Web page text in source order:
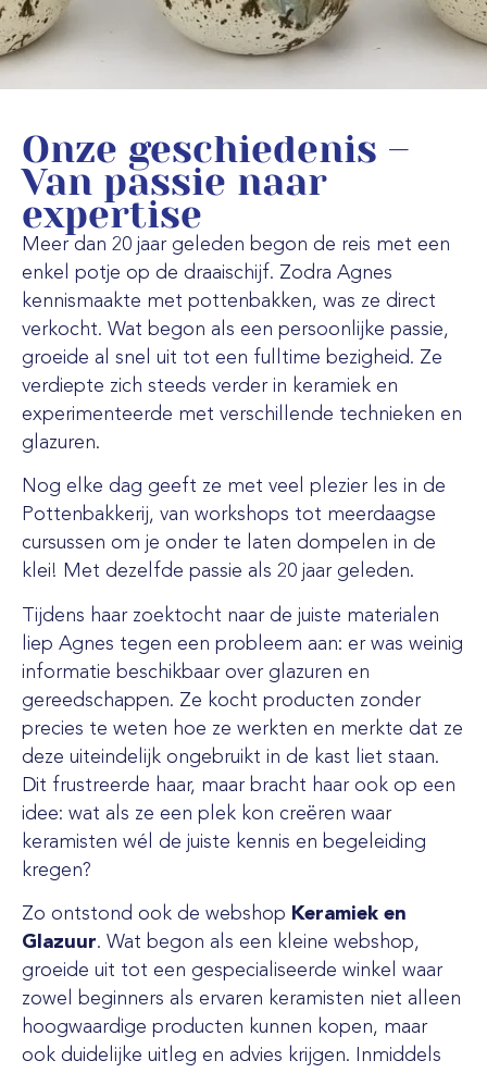
Onze geschiedenis –
Van passie naar
expertise
Meer dan 20 jaar geleden begon de reis met een
enkel potje op de draaischijf. Zodra Agnes
kennismaakte met pottenbakken, was ze direct
verkocht. Wat begon als een persoonlijke passie,
groeide al snel uit tot een fulltime bezigheid. Ze
verdiepte zich steeds verder in keramiek en
experimenteerde met verschillende technieken en
glazuren.
Nog elke dag geeft ze met veel plezier les in de
Pottenbakkerij, van workshops tot meerdaagse
cursussen om je onder te laten dompelen in de
klei! Met dezelfde passie als 20 jaar geleden.
Tijdens haar zoektocht naar de juiste materialen
liep Agnes tegen een probleem aan: er was weinig
informatie beschikbaar over glazuren en
gereedschappen. Ze kocht producten zonder
precies te weten hoe ze werkten en merkte dat ze
deze uiteindelijk ongebruikt in de kast liet staan.
Dit frustreerde haar, maar bracht haar ook op een
idee: wat als ze een plek kon creëren waar
keramisten wél de juiste kennis en begeleiding
kregen?
Zo ontstond ook de webshop Keramiek en
Glazuur. Wat begon als een kleine webshop,
groeide uit tot een gespecialiseerde winkel waar
zowel beginners als ervaren keramisten niet alleen
hoogwaardige producten kunnen kopen, maar
ook duidelijke uitleg en advies krijgen. Inmiddels